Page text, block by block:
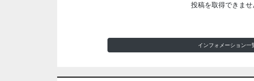
投稿を取得できま
インフォメーション一